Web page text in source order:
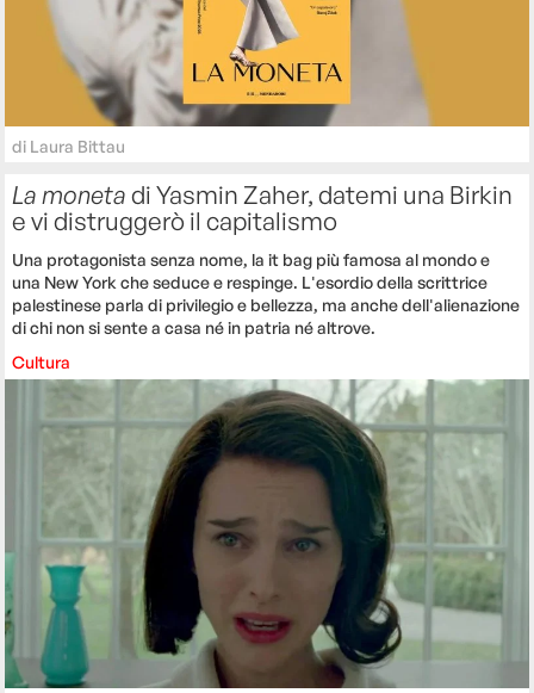
di Laura Bittau
La monetadi Yasmin Zaher, datemi una Birkin
e vi distruggerò il capitalismo
Una protagonista senza nome, la it bag più famosa al mondo e
una New York che seduce e respinge. L'esordio della scrittrice
palestinese parla di privilegio e bellezza, ma anche dell'alienazione
di chi non si sente a casa né in patria né altrove.
Cultura